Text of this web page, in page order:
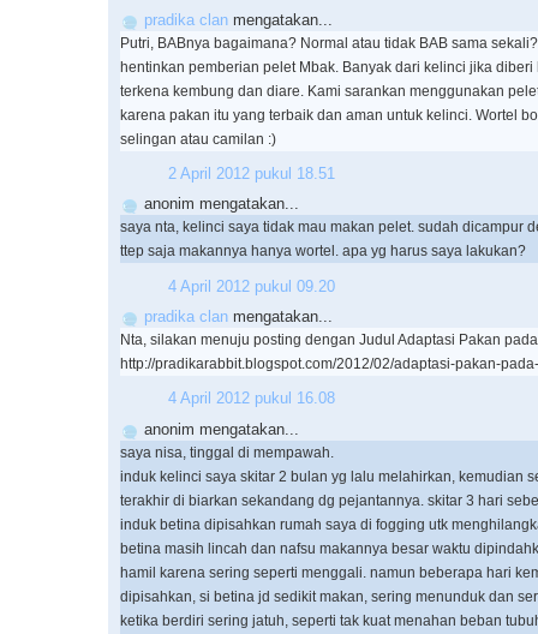
pradika clan mengatakan...
Putri, BABnya bagaimana? Normal atau tidak BAB sama
hentinkan pemberian pelet Mbak. Banyak dari kelinci jika
terkena kembung dan diare. Kami sarankan menggunakan
karena pakan itu yang terbaik dan aman untuk kelinci. Wortel
selingan atau camilan :)
2 April 2012 pukul 18.51
anonim mengatakan...
saya nta, kelinci saya tidak mau makan pelet. sudah dicampur
ttep saja makannya hanya wortel. apa yg harus saya lakukan?
4 April 2012 pukul 09.20
pradika clan mengatakan...
Nta, silakan menuju posting dengan Judul Adaptasi Pakan
http://pradikarabbit.blogspot.com/2012/02/adaptasi-pakan-
4 April 2012 pukul 16.08
anonim mengatakan...
saya nisa, tinggal di mempawah.
induk kelinci saya skitar 2 bulan yg lalu melahirkan, kemudian
terakhir di biarkan sekandang dg pejantannya. skitar 3 hari
induk betina dipisahkan rumah saya di fogging utk
betina masih lincah dan nafsu makannya besar waktu
hamil karena sering seperti menggali. namun beberapa hari
dipisahkan, si betina jd sedikit makan, sering menunduk dan
ketika berdiri sering jatuh, seperti tak kuat menahan beban